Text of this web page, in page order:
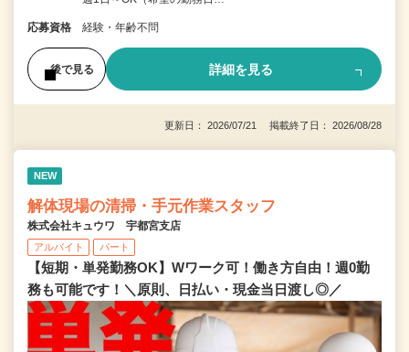
応募資格 経験・年齢不問
後で見る 詳細を見る
更新日： 2026/07/21 掲載終了日： 2026/08/28
NEW
解体現場の清掃・手元作業スタッフ
株式会社キュウワ 宇都宮支店
アルバイト パート
【短期・単発勤務OK】Wワーク可！働き方自由！週0勤
務も可能です！＼原則、日払い・現金当日渡し◎／